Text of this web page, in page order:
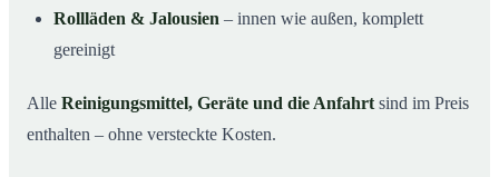
Rollläden & Jalousien – innen wie außen, komplett
gereinigt
Alle Reinigungsmittel, Geräte und die Anfahrt sind im Preis
enthalten – ohne versteckte Kosten.